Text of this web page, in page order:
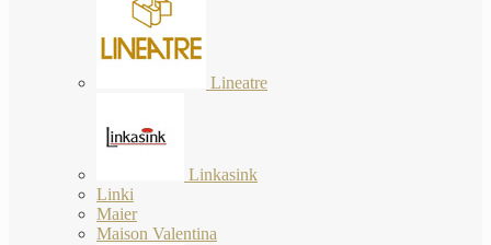
Lineatre
Linkasink
Linki
Maier
Maison Valentina